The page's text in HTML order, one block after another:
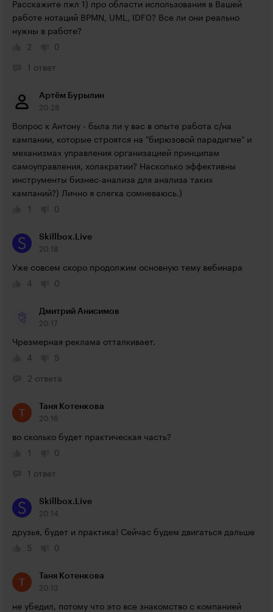
Расскажите пжл 1) про области использования в Вашей
работе нотаций BPMN, UML, IDF0? Все ли они реально
нужны в работе?
2
0
1 ответ
Артём Бурылин
20:28
Вопрос к Антону - была ли у вас в опыте работа с/на
кампании, которые строятся на "бирюзовой парадигме" и
механизмах управления организацией принципам
самоуправления, холакратии? Насколько эффективны
инструменты бизнес-анализа для анализа таких
кампаний?) Лично я слегка сомневаюсь.)
1
0
Skillbox.Live
20:18
Уже совсем скоро продолжим основную тему вебинара
4
0
Дмитрий Анисимов
20:17
Чрезмерная реклама отталкивает.
4
5
2 ответа
Таня Котенкова
20:16
во сколько будет практическая часть?
1
0
1 ответ
Skillbox.Live
20:14
друзья, будет и практика! Сейчас будем двигаться дальше
5
0
Таня Котенкова
20:13
не убедил, потому что это все знакомство с компанией